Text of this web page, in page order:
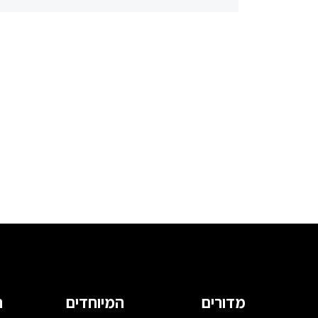
מדורים המיוחדים